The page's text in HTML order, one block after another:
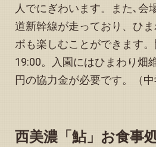
「予約状況」お知らせページの５月
した
トップページ下方の「観光情報、そ
らせ」を更新しました
2025.04.27
「縁音よもやま話」に追加記事を掲
人でにぎわいます。また､ 会
道新幹線が走っており、ひ
ボも楽しむことができます
19:00。入園にはひまわり畑
円の協力金が必要です。
（
西美濃「鮎」お食事